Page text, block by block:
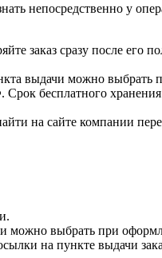
непосредственно у
заказ сразу после его
выдачи можно выбрать
бесплатного
на сайте компании
можно выбрать при
на пункте выдачи